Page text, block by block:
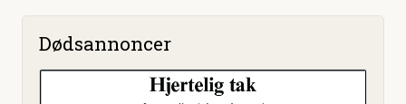
Dødsannoncer